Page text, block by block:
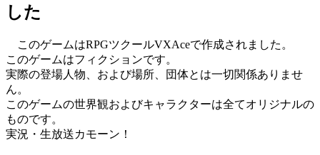
した
このゲームはRPGツクールVXAceで作成されました。
このゲームはフィクションです。
実際の登場人物、および場所、団体とは一切関係ありませ
ん。
このゲームの世界観およびキャラクターは全てオリジナルの
ものです。
実況・生放送カモーン！